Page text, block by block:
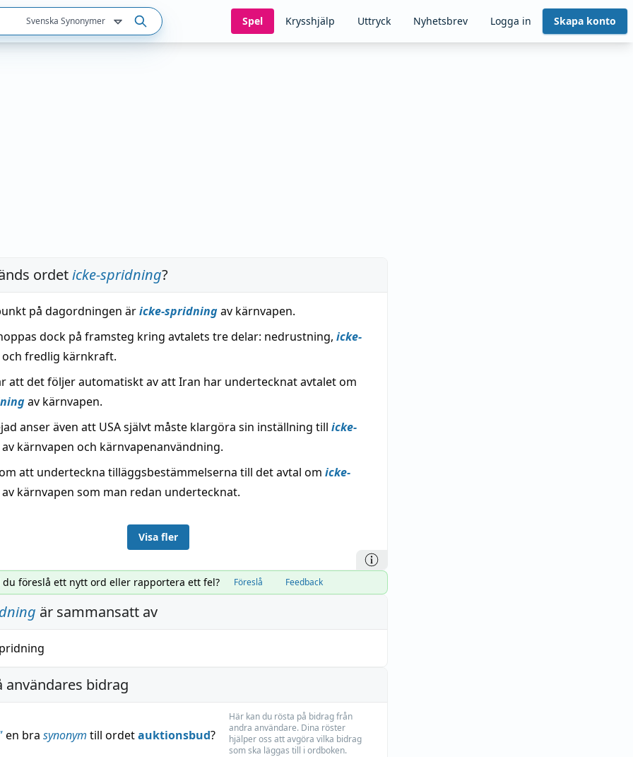
Svenska Synonymer Spel Krysshjälp Uttryck Nyhetsbrev Logga in Skapa konto
ordeticke-spridning?
på dagordningen äricke-spridningav kärnvapen.
dock på framsteg kring avtalets tre delar: nedrustning, icke-
och fredlig kärnkraft.
att det följer automatiskt av att Iran har undertecknat avtalet om
av kärnvapen.
anser även att USA självt måste klargöra sin inställning till icke-
av kärnvapen och kärnvapenanvändning.
att underteckna tilläggsbestämmelserna till det avtal om icke-
av kärnvapen som man redan undertecknat.
Visa fler
du föreslå ett nytt ord eller rapportera ett fel? Föreslå Feedback
är sammansatt av
användares bidrag
en bra synonym till ordetauktionsbud?
Här kan du rösta på bidrag från
andra användare. Dina röster
hjälper oss att avgöra vilka bidrag
som ska läggas till i ordboken.